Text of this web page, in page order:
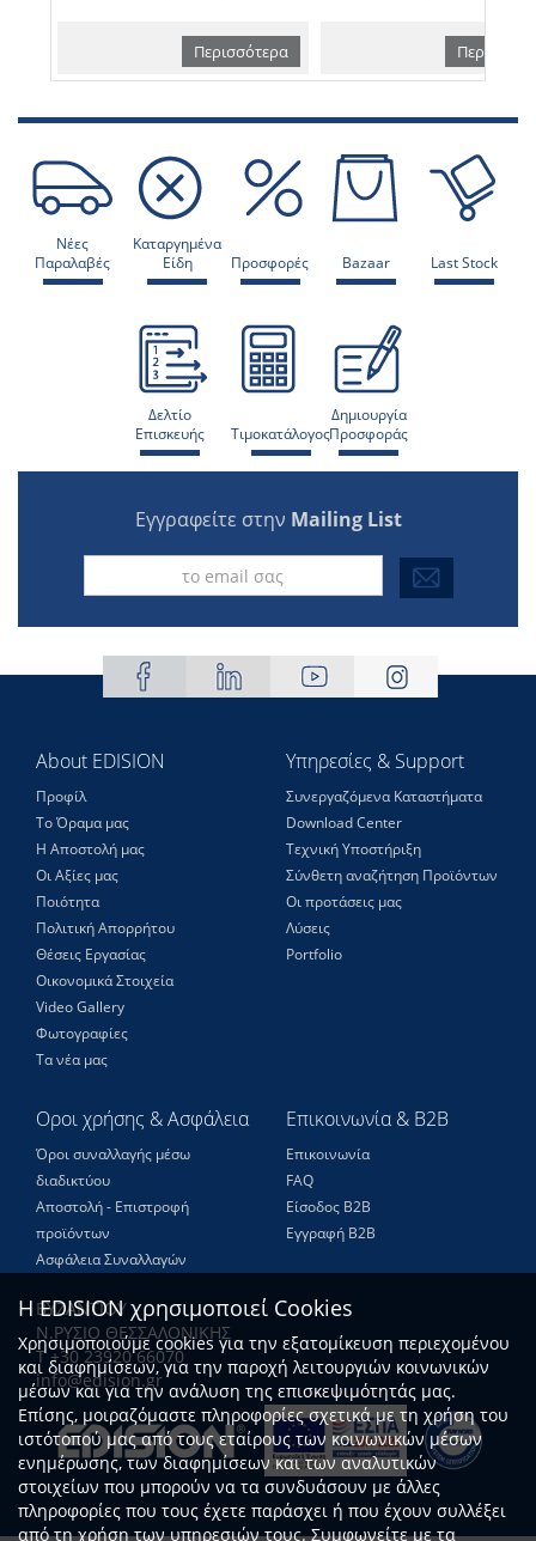
Περισσότερα
Νέες
Παραλαβές
Καταργημένα
Είδη
Προσφορές Bazaar Last Stock
Δελτίο
Επισκευής
Τιμοκατάλογος
Δημιουργία
Προσφοράς
Εγγραφείτε στην Mailing List
About EDISION
Προφίλ
Το Όραμα μας
Η Αποστολή μας
Οι Αξίες μας
Ποιότητα
Πολιτική Απορρήτου
Θέσεις Eργασίας
Οικονομικά Στοιχεία
Video Gallery
Φωτογραφίες
Τα νέα μας
Υπηρεσίες & Support
Συνεργαζόμενα Καταστήματα
Download Center
Τεχνική Υποστήριξη
Σύνθετη αναζήτηση Προϊόντων
Οι προτάσεις μας
Λύσεις
Portfolio
Οροι χρήσης & Ασφάλεια
Όροι συναλλαγής μέσω
διαδικτύου
Αποστολή - Επιστροφή
προϊόντων
Ασφάλεια Συναλλαγών
Επικοινωνία & B2B
Επικοινωνία
FAQ
Είσοδος Β2Β
Εγγραφή Β2Β
ΒΥΖΑΝΤΙΟΥ
Ν.ΡΥΣΙΟ ΘΕΣΣΑΛΟΝΙΚΗΣ
Τ +30 23920 66070
info@edision.gr
Η EDISION χρησιμοποιεί Cookies
Χρησιμοποιούμε cookies για την εξατομίκευση περιεχομένου
και διαφημίσεων, για την παροχή λειτουργιών κοινωνικών
μέσων και για την ανάλυση της επισκεψιμότητάς μας.
Επίσης, μοιραζόμαστε πληροφορίες σχετικά με τη χρήση του
ιστότοπού μας από τους εταίρους των κοινωνικών μέσων
ενημέρωσης, των διαφημίσεων και των αναλυτικών
στοιχείων που μπορούν να τα συνδυάσουν με άλλες
πληροφορίες που τους έχετε παράσχει ή που έχουν συλλέξει
από τη χρήση των υπηρεσιών τους. Συμφωνείτε με τα